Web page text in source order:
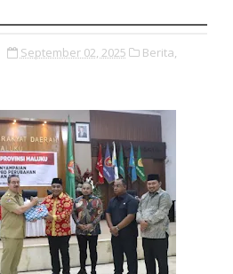
September 02, 2025 Berita,